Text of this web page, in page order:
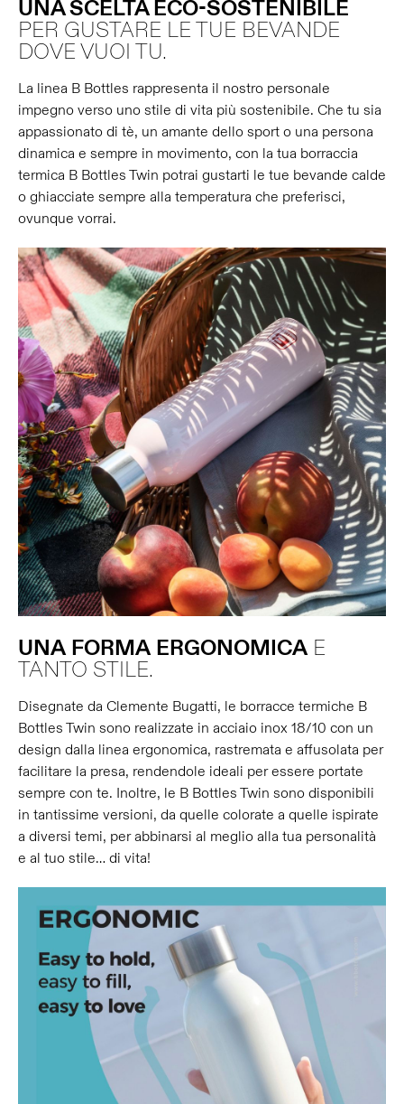
UNA SCELTA ECO-SOSTENIBILE
PER GUSTARE LE TUE BEVANDE
DOVE VUOI TU.
La linea B Bottles rappresenta il nostro personale
impegno verso uno stile di vita più sostenibile. Che tu sia
appassionato di tè, un amante dello sport o una persona
dinamica e sempre in movimento, con la tua borraccia
termica B Bottles Twin potrai gustarti le tue bevande calde
o ghiacciate sempre alla temperatura che preferisci,
ovunque vorrai.
UNA FORMA ERGONOMICAE
TANTO STILE.
Disegnate da Clemente Bugatti, le borracce termiche B
Bottles Twin sono realizzate in acciaio inox 18/10 con un
design dalla linea ergonomica, rastremata e affusolata per
facilitare la presa, rendendole ideali per essere portate
sempre con te. Inoltre, le B Bottles Twin sono disponibili
in tantissime versioni, da quelle colorate a quelle ispirate
a diversi temi, per abbinarsi al meglio alla tua personalità
e al tuo stile… di vita!